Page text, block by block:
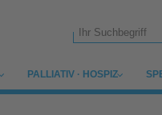
Suchformular
SUBMENU FOR
PALLIATIV · HOSPIZ